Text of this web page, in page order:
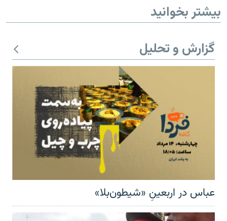
بیشتر بخوانید
گزارش و تحلیل
عباس در اربعینِ «شیطون‌بلا»